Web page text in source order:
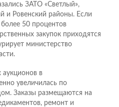
ЗАТО «Светлый»,
и Ровенский районы. Если
50 процентов
закупок приходятся
министерство
в
увеличилась по
Заказы размещаются на
ремонт и